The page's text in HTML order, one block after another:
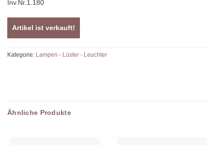
Inv.Nr.1.180
Artikel ist verkauft!
Kategorie: Lampen - Lüster - Leuchter
Ähnliche Produkte